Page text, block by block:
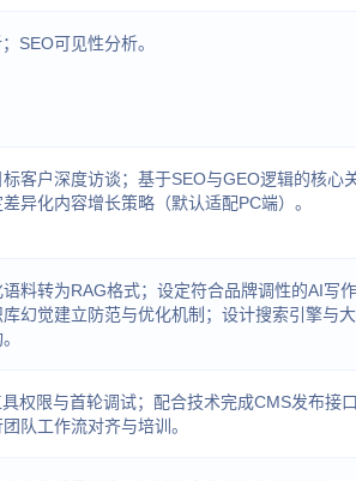
SEO可见性分析。
客户深度访谈；基于SEO与GEO逻辑的核心
异化内容增长策略（默认适配PC端）。
料转为RAG格式；设定符合品牌调性的AI写
幻觉建立防范与优化机制；设计搜索引擎与
权限与首轮调试；配合技术完成CMS发布接
队工作流对齐与培训。